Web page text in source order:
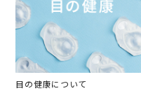
目の健康について